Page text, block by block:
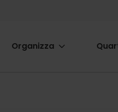
Main
Organizza